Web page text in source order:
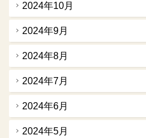
2024年10月
2024年9月
2024年8月
2024年7月
2024年6月
2024年5月